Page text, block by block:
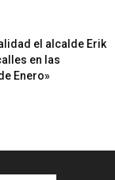
el alcalde Erik
en las
Enero»